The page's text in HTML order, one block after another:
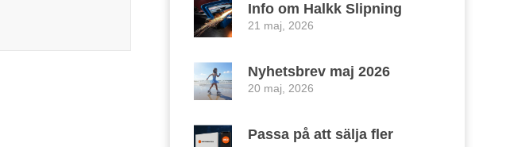
Info om Halkk Slipning
21 maj, 2026
Nyhetsbrev maj 2026
20 maj, 2026
Passa på att sälja fler